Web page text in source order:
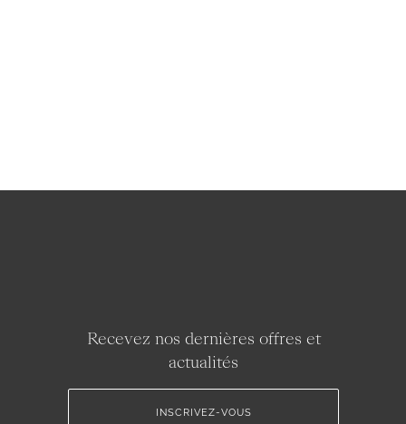
Recevez nos dernières offres et
actualités
INSCRIVEZ-VOUS